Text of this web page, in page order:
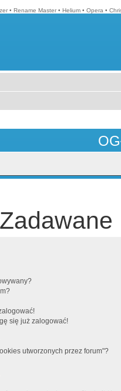
• Rename Master • Helium • Opera •
się już zalogować!
utworzonych przez forum"?